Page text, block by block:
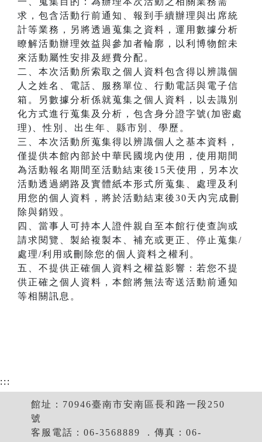
求，包含活動行前通知、報到手續辦理與出席統
計等業務，另將透過蒐集之資料，運用數據分析
瞭解活動辦理效益與參加者輪廓，以利博物館未
來活動屬性安排及經費分配。
二、本次活動所索取之個人資料包含得以辨識個
人之姓名、電話、服務單位、行動電話與電子信
箱。另數據分析係就蒐集之個人資料，以去識別
化方式進行蒐集及分析，包含身分證字號(加密處
理)、性別、出生年、縣市別、學歷。
三、本次活動所蒐集得以辨識個人之基本資料，
僅提供本館內部於中華民國境內使用，使用期間
為活動報名期間至活動結束後15天使用，另本次
活動透過網路及實體紙本形式所蒐集、處理及利
用您的個人資料，將於活動結束後30天內完成刪
除與銷毀。
四、當事人可持本人證件親自至本館行使查詢或
請求閱覽、製給複製本、補充或更正、停止蒐集/
處理/利用或刪除您的個人資料之權利。
五、不提供正確個人資料之權益影響：若您不提
供正確之個人資料，本館將無法寄送活動前通知
等相關訊息。
:::
館址：70946臺南市安南區長和路一段250
號
客服電話：06-3568889 ．傳真：06-